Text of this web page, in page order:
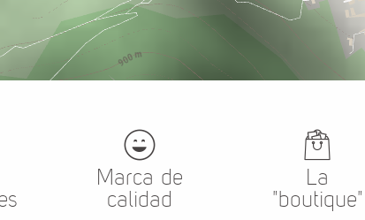
Marca de
calidad
La
"boutique"